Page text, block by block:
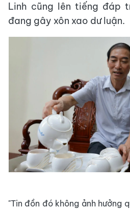
Linh cũng lên tiếng đáp
đang gây xôn xao dư luận.
"Tin đồn đó không ảnh hưởng